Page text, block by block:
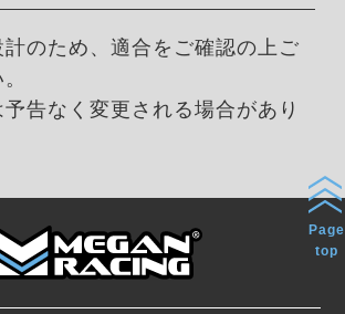
のため、適合をご確認の上ご
告なく変更される場合があり
Page
top